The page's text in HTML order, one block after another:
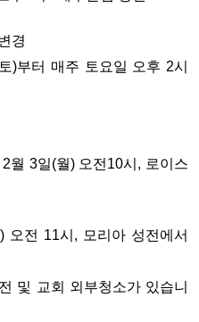
경
)부터 매주 토요일 오후 2시
월 3일(월) 오전10시, 로이스
오전 11시, 모리아 성전에서
교회 외부청소가 있습니